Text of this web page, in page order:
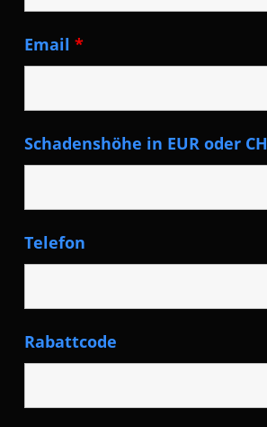
Email*
Schadenshöhe in EUR oder
Telefon
Rabattcode